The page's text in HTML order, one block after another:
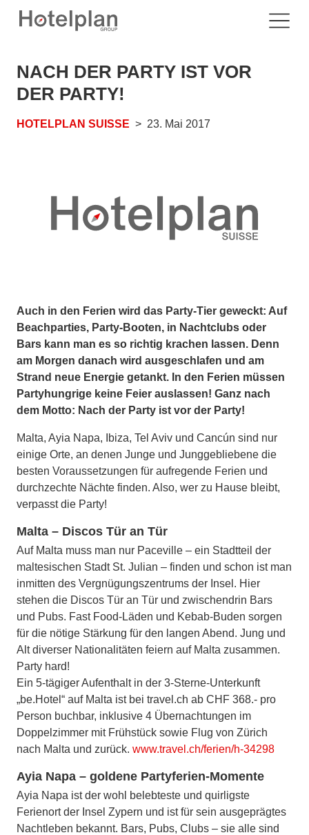
NACH DER PARTY IST VOR
DER PARTY!
HOTELPLAN SUISSE 23. Mai 2017
Auch in den Ferien wird das Party-Tier geweckt: Auf
Beachparties, Party-Booten, in Nachtclubs oder
Bars kann man es so richtig krachen lassen. Denn
am Morgen danach wird ausgeschlafen und am
Strand neue Energie getankt. In den Ferien müssen
Partyhungrige keine Feier auslassen! Ganz nach
dem Motto: Nach der Party ist vor der Party!
Malta, Ayia Napa, Ibiza, Tel Aviv und Cancún sind nur
einige Orte, an denen Junge und Junggebliebene die
besten Voraussetzungen für aufregende Ferien und
durchzechte Nächte finden. Also, wer zu Hause bleibt,
verpasst die Party!
Malta – Discos Tür an Tür
Auf Malta muss man nur Paceville – ein Stadtteil der
maltesischen Stadt St. Julian – finden und schon ist man
inmitten des Vergnügungszentrums der Insel. Hier
stehen die Discos Tür an Tür und zwischendrin Bars
und Pubs. Fast Food-Läden und Kebab-Buden sorgen
für die nötige Stärkung für den langen Abend. Jung und
Alt diverser Nationalitäten feiern auf Malta zusammen.
Party hard!
Ein 5-tägiger Aufenthalt in der 3-Sterne-Unterkunft
„be.Hotel“ auf Malta ist bei travel.ch ab CHF 368.- pro
Person buchbar, inklusive 4 Übernachtungen im
Doppelzimmer mit Frühstück sowie Flug von Zürich
nach Malta und zurück. www.travel.ch/ferien/h-34298
Ayia Napa – goldene Partyferien-Momente
Ayia Napa ist der wohl belebteste und quirligste
Ferienort der Insel Zypern und ist für sein ausgeprägtes
Nachtleben bekannt. Bars, Pubs, Clubs – sie alle sind